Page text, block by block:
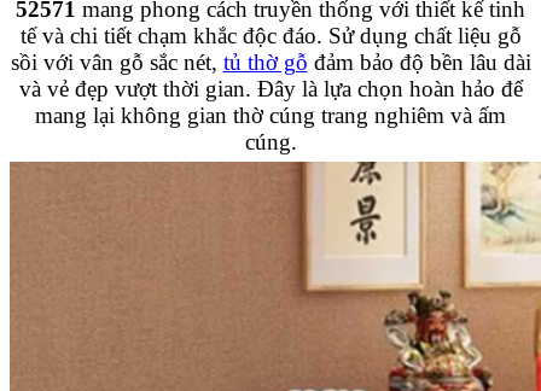
52571 mang phong cách truyền thống với thiết kế tinh
tế và chi tiết chạm khắc độc đáo. Sử dụng chất liệu gỗ
sồi với vân gỗ sắc nét, tủ thờ gỗ đảm bảo độ bền lâu dài
và vẻ đẹp vượt thời gian. Đây là lựa chọn hoàn hảo để
mang lại không gian thờ cúng trang nghiêm và ấm
cúng.